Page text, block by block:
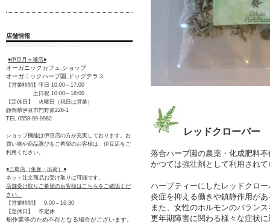
レッドクローバー
落合ハーブ園の農薬・化成肥料
かつては強壮剤として利用され
ハーブティーにしたレッドクロ
炎症を抑える働きや鎮静作用が
また、女性のホルモンのバラン
更年期障害に関わる様々な症状
店舗情報
●伊豆月ヶ瀬店●
オーガニックカフェ,ショップ
オーガニックハーブ園,ドッグテラス
【営業時間】平日 10:00～17:00
土日祝 10:00～18:00
【定休日】 火曜日（祝日は営業）
静岡県伊豆市門野原226-1
TEL 0558-99-9982
ショップ機能は伊豆店の方が充実しております。お
買い物や商品選びをご希望のお客様は、伊豆店をご
利用ください。
●三島店（生産・出荷）●
ネット注文商品お受け取りは可能です。
店舗受け取りご希望のお客様はこちらをご確認くだ
さい。
【営業時間】 9:00～16:30
【定休日】 不定休
畑作業等のため不在となる場合がございます。